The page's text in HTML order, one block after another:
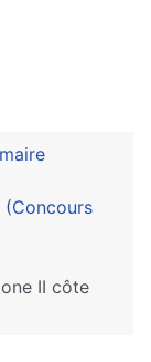
(Concours
II côte